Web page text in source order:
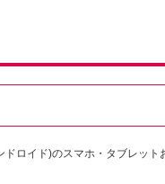
ドロイド)のスマホ・タブレット